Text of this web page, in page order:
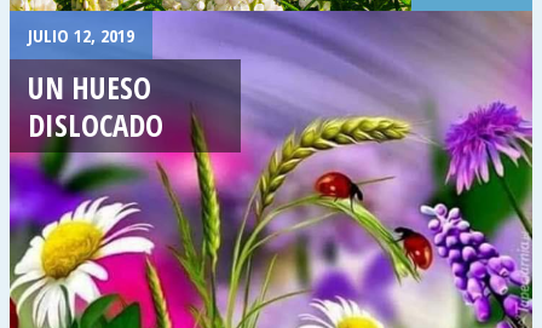
JULIO 12, 2019
UN HUESO
DISLOCADO